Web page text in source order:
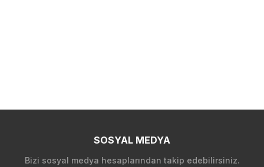
SOSYAL MEDYA
Bizi sosyal medya hesaplarından takip edebilirsiniz.